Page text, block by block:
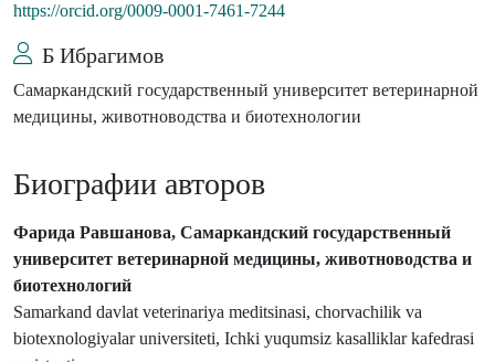
https://orcid.org/0009-0001-7461-7244
Б Ибрагимов
Самаркандский государственный университет ветеринарной
медицины, животноводства и биотехнологии
Биографии авторов
Фарида Равшанова, Самаркандский государственный
университет ветеринарной медицины, животноводства и
биотехнологий
Samarkand davlat veterinariya meditsinasi, chorvachilik va
biotexnologiyalar universiteti, Ichki yuqumsiz kasalliklar kafedrasi